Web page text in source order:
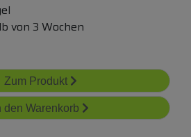
von 3 Wochen
Zum Produkt
den Warenkorb